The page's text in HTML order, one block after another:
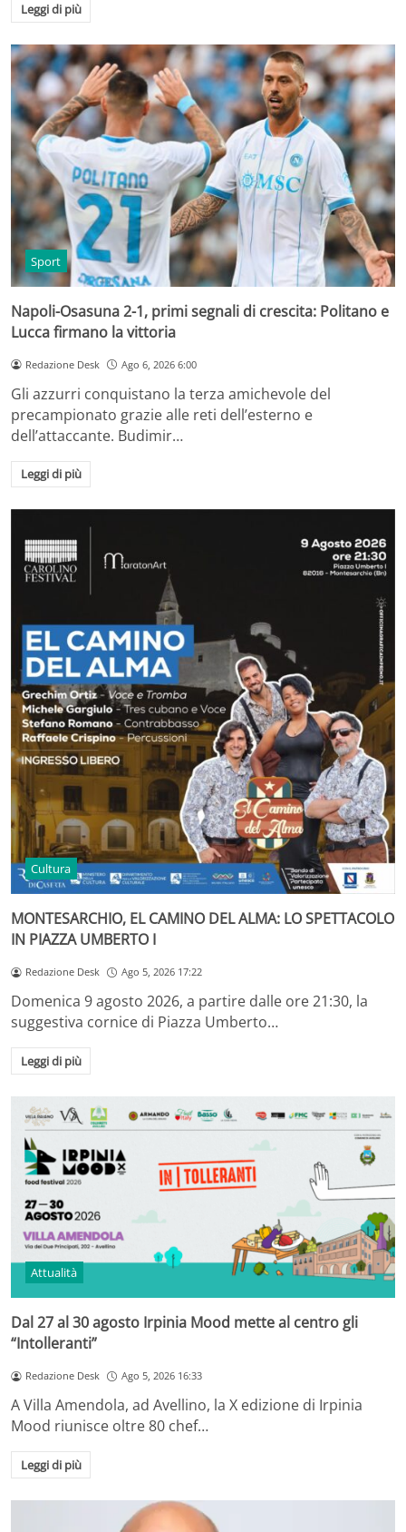
Leggi di più
Sport
Napoli-Osasuna 2-1, primi segnali di crescita: Politano e
Lucca firmano la vittoria
Redazione Desk Ago 6, 2026 6:00
Gli azzurri conquistano la terza amichevole del
precampionato grazie alle reti dell’esterno e
dell’attaccante. Budimir…
Leggi di più
Cultura
MONTESARCHIO, EL CAMINO DEL ALMA: LO SPETTACOLO
IN PIAZZA UMBERTO I
Redazione Desk Ago 5, 2026 17:22
Domenica 9 agosto 2026, a partire dalle ore 21:30, la
suggestiva cornice di Piazza Umberto…
Leggi di più
Attualità
Dal 27 al 30 agosto Irpinia Mood mette al centro gli
“Intolleranti”
Redazione Desk Ago 5, 2026 16:33
A Villa Amendola, ad Avellino, la X edizione di Irpinia
Mood riunisce oltre 80 chef…
Leggi di più